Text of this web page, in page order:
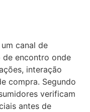
canal de
de encontro onde
interação
compra. Segundo
verificam
antes de